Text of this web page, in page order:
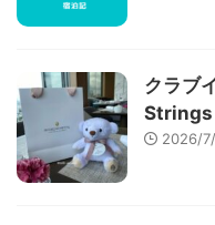
クラブ
Strings
2026/